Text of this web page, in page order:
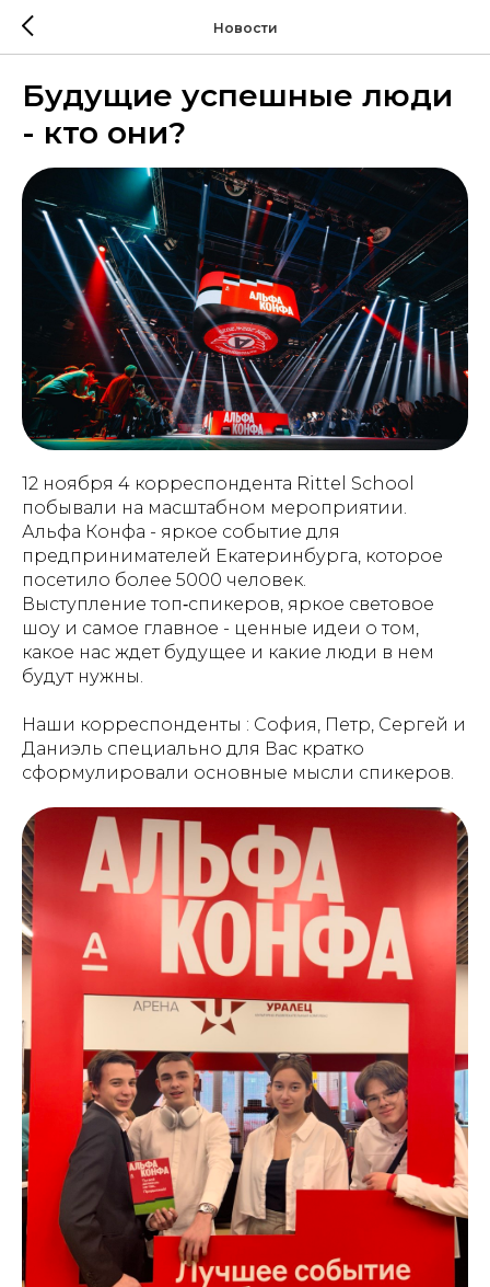
Новости
Будущие успешные люди
- кто они?
12 ноября 4 корреспондента Rittel School
побывали на масштабном мероприятии.
Альфа Конфа - яркое событие для
предпринимателей Екатеринбурга, которое
посетило более 5000 человек.
Выступление топ‐спикеров, яркое световое
шоу и самое главное - ценные идеи о том,
какое нас ждет будущее и какие люди в нем
будут нужны.
Наши корреспонденты : София, Петр, Сергей и
Даниэль специально для Вас кратко
сформулировали основные мысли спикеров.